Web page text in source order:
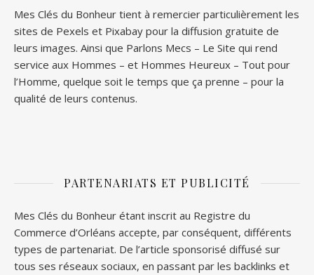
Mes Clés du Bonheur tient à remercier particulièrement les
sites de Pexels et Pixabay pour la diffusion gratuite de
leurs images. Ainsi que Parlons Mecs – Le Site qui rend
service aux Hommes – et Hommes Heureux – Tout pour
l’Homme, quelque soit le temps que ça prenne – pour la
qualité de leurs contenus.
PARTENARIATS ET PUBLICITÉ
Mes Clés du Bonheur étant inscrit au Registre du
Commerce d’Orléans accepte, par conséquent, différents
types de partenariat. De l’article sponsorisé diffusé sur
tous ses réseaux sociaux, en passant par les backlinks et